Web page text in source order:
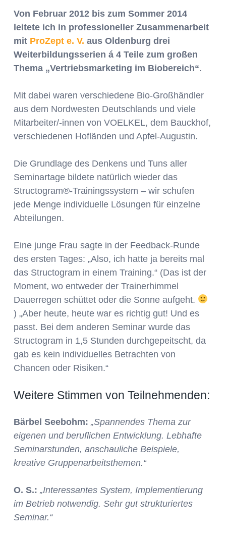
Von Februar 2012 bis zum Sommer 2014
leitete ich in professioneller Zusammenarbeit
mit ProZept e. V. aus Oldenburg drei
Weiterbildungsserien á 4 Teile zum großen
Thema „Vertriebsmarketing im Biobereich“.
Mit dabei waren verschiedene Bio-Großhändler
aus dem Nordwesten Deutschlands und viele
Mitarbeiter/-innen von VOELKEL, dem Bauckhof,
verschiedenen Hofländen und Apfel-Augustin.
Die Grundlage des Denkens und Tuns aller
Seminartage bildete natürlich wieder das
Structogram®-Trainingssystem – wir schufen
jede Menge individuelle Lösungen für einzelne
Abteilungen.
Eine junge Frau sagte in der Feedback-Runde
des ersten Tages: „Also, ich hatte ja bereits mal
das Structogram in einem Training.“ (Das ist der
Moment, wo entweder der Trainerhimmel
Dauerregen schüttet oder die Sonne aufgeht.
) „Aber heute, heute war es richtig gut! Und es
passt. Bei dem anderen Seminar wurde das
Structogram in 1,5 Stunden durchgepeitscht, da
gab es kein individuelles Betrachten von
Chancen oder Risiken.“
Weitere Stimmen von Teilnehmenden:
Bärbel Seebohm: „Spannendes Thema zur
eigenen und beruflichen Entwicklung. Lebhafte
Seminarstunden, anschauliche Beispiele,
kreative Gruppenarbeitsthemen.“
O. S.: „Interessantes System, Implementierung
im Betrieb notwendig. Sehr gut strukturiertes
Seminar.“